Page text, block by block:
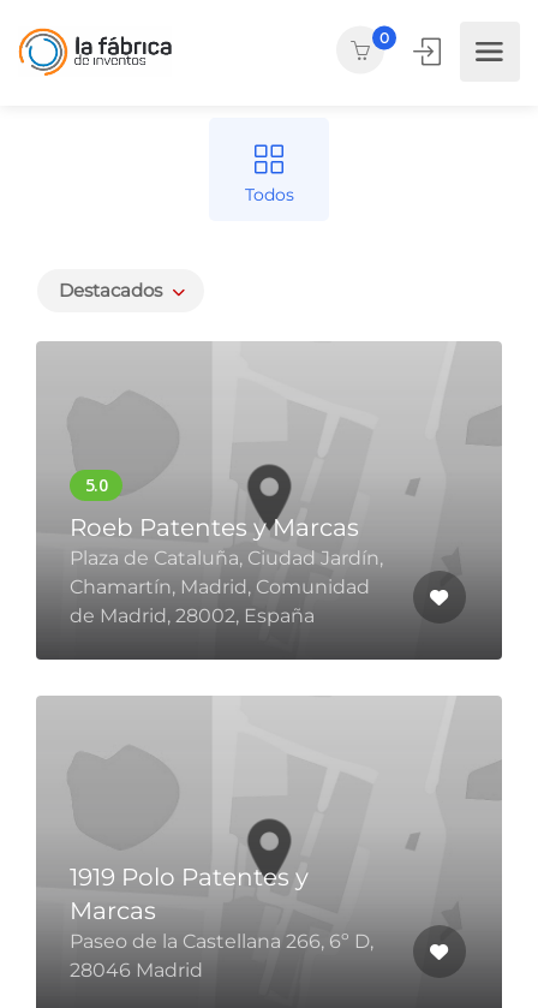
0
Todos
Destacados
Roeb Patentes y Marcas
Plaza de Cataluña, Ciudad Jardín,
Chamartín, Madrid, Comunidad
de Madrid, 28002, España
1919 Polo Patentes y
Marcas
Paseo de la Castellana 266, 6º D,
28046 Madrid